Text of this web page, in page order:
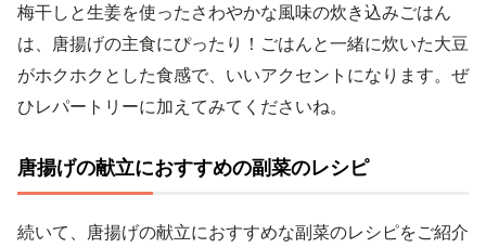
梅干しと生姜を使ったさわやかな風味の炊き込みごはん
は、唐揚げの主食にぴったり！ごはんと一緒に炊いた大豆
がホクホクとした食感で、いいアクセントになります。ぜ
ひレパートリーに加えてみてくださいね。
唐揚げの献立におすすめの副菜のレシピ
続いて、唐揚げの献立におすすめな副菜のレシピをご紹介